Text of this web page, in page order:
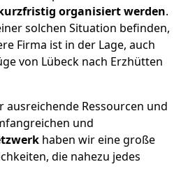
organisiert werden.
solchen Situation befinden,
Firma ist in der Lage, auch
von Lübeck nach Erzhütten
ausreichende Ressourcen und
und
haben wir eine große
die nahezu jedes